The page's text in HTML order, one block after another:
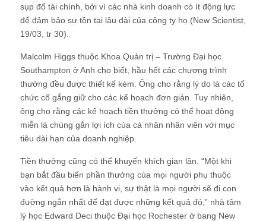
sụp đổ tài chính, bởi vì các nhà kinh doanh có ít động lực
để đảm bảo sự tồn tại lâu dài của công ty họ (New Scientist,
19/03, tr 30).
Malcolm Higgs thuộc Khoa Quản trị – Trường Đại học
Southampton ở Anh cho biết, hầu hết các chương trình
thưởng đều được thiết kế kém. Ông cho rằng lý do là các tổ
chức cố gắng giữ cho các kế hoạch đơn giản. Tuy nhiên,
ông cho rằng các kế hoạch tiền thưởng có thể hoạt động
miễn là chúng gắn lợi ích của cá nhân nhân viên với mục
tiêu dài hạn của doanh nghiệp.
Tiền thưởng cũng có thể khuyến khích gian lận. “Một khi
bạn bắt đầu biến phần thưởng của mọi người phụ thuộc
vào kết quả hơn là hành vi, sự thật là mọi người sẽ đi con
đường ngắn nhất để đạt được những kết quả đó,” nhà tâm
lý học Edward Deci thuộc Đại học Rochester ở bang New